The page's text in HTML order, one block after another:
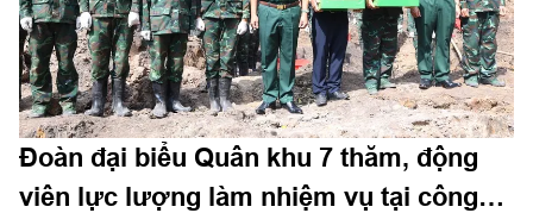
Đoàn đại biểu Quân khu 7 thăm, động
viên lực lượng làm nhiệm vụ tại công